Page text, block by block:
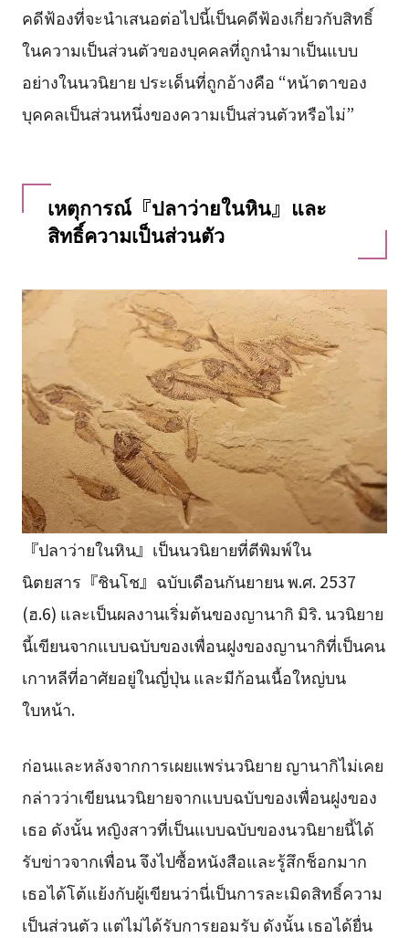
คดีฟ้องที่จะนำเสนอต่อไปนี้เป็นคดีฟ้องเกี่ยวกับสิทธิ์
ในความเป็นส่วนตัวของบุคคลที่ถูกนำมาเป็นแบบ
อย่างในนวนิยาย ประเด็นที่ถูกอ้างคือ “หน้าตาของ
บุคคลเป็นส่วนหนึ่งของความเป็นส่วนตัวหรือไม่”
เหตุการณ์『ปลาว่ายในหิน』และ
สิทธิ์ความเป็นส่วนตัว
『ปลาว่ายในหิน』เป็นนวนิยายที่ตีพิมพ์ใน
นิตยสาร『ชินโช』ฉบับเดือนกันยายน พ.ศ. 2537
(ฮ.6) และเป็นผลงานเริ่มต้นของญานากิ มิริ. นวนิยาย
นี้เขียนจากแบบฉบับของเพื่อนฝูงของญานากิที่เป็นคน
เกาหลีที่อาศัยอยู่ในญี่ปุ่น และมีก้อนเนื้อใหญ่บน
ใบหน้า.
ก่อนและหลังจากการเผยแพร่นวนิยาย ญานากิไม่เคย
กล่าวว่าเขียนนวนิยายจากแบบฉบับของเพื่อนฝูงของ
เธอ ดังนั้น หญิงสาวที่เป็นแบบฉบับของนวนิยายนี้ได้
รับข่าวจากเพื่อน จึงไปซื้อหนังสือและรู้สึกช็อกมาก
เธอได้โต้แย้งกับผู้เขียนว่านี่เป็นการละเมิดสิทธิ์ความ
เป็นส่วนตัว แต่ไม่ได้รับการยอมรับ ดังนั้น เธอได้ยื่น